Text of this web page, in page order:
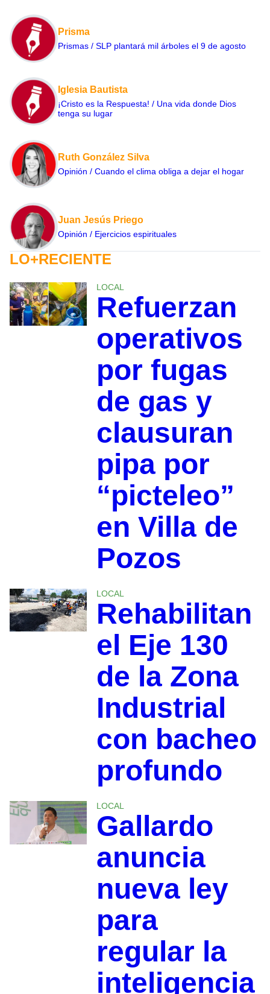
Prisma
Prismas / SLP plantará mil árboles el 9 de agosto
Iglesia Bautista
¡Cristo es la Respuesta! / Una vida donde Dios
tenga su lugar
Ruth González Silva
Opinión / Cuando el clima obliga a dejar el hogar
Juan Jesús Priego
Opinión / Ejercicios espirituales
LO+RECIENTE
LOCAL
Refuerzan
operativos
por fugas
de gas y
clausuran
pipa por
“picteleo”
en Villa de
Pozos
LOCAL
Rehabilitan
el Eje 130
de la Zona
Industrial
con bacheo
profundo
LOCAL
Gallardo
anuncia
nueva ley
para
regular la
inteligencia